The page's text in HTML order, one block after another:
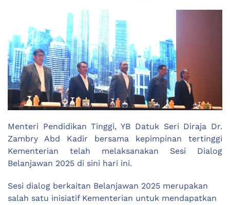
Menteri Pendidikan Tinggi, YB Datuk Seri Diraja Dr.
Zambry Abd Kadir bersama kepimpinan tertinggi
Kementerian telah melaksanakan Sesi Dialog
Belanjawan 2025 di sini hari ini.
Sesi dialog berkaitan Belanjawan 2025 merupakan
salah satu inisiatif Kementerian untuk mendapatkan